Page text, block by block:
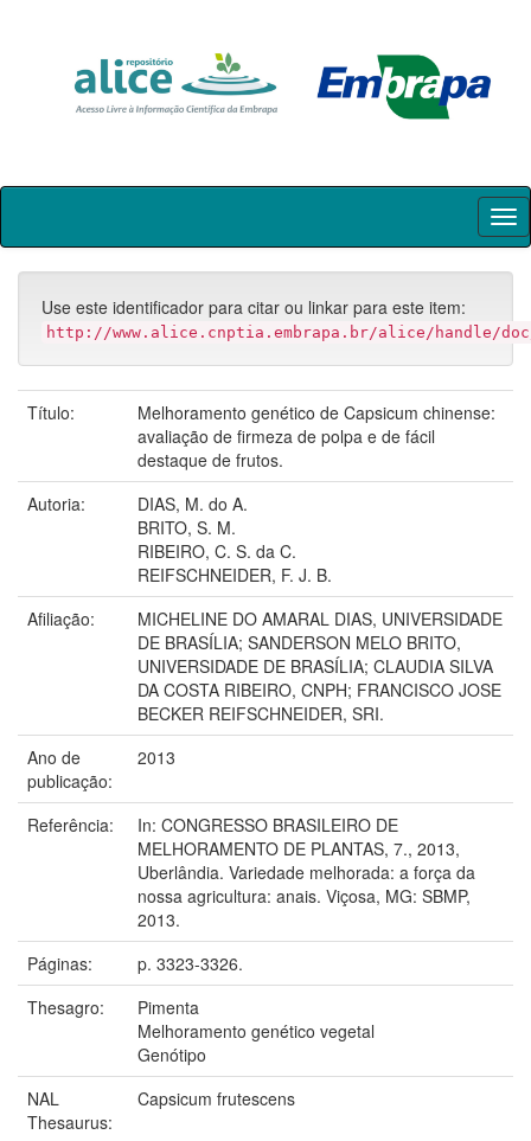
Skip
Use este identificador para citar ou linkar para este item:
http://www.alice.cnptia.embrapa.br/alice/handle/
Título:
Melhoramento genético de Capsicum chinense:
avaliação de firmeza de polpa e de fácil
destaque de frutos.
Autoria:
DIAS, M. do A.
BRITO, S. M.
RIBEIRO, C. S. da C.
REIFSCHNEIDER, F. J. B.
Afiliação:
MICHELINE DO AMARAL DIAS, UNIVERSIDADE
DE BRASÍLIA; SANDERSON MELO BRITO,
UNIVERSIDADE DE BRASÍLIA; CLAUDIA SILVA
DA COSTA RIBEIRO, CNPH; FRANCISCO JOSE
BECKER REIFSCHNEIDER, SRI.
Ano de
publicação:
2013
Referência:
In: CONGRESSO BRASILEIRO DE
MELHORAMENTO DE PLANTAS, 7., 2013,
Uberlândia. Variedade melhorada: a força da
nossa agricultura: anais. Viçosa, MG: SBMP,
2013.
Páginas:
p. 3323-3326.
Thesagro:
Pimenta
Melhoramento genético vegetal
Genótipo
NAL
Thesaurus:
Capsicum frutescens